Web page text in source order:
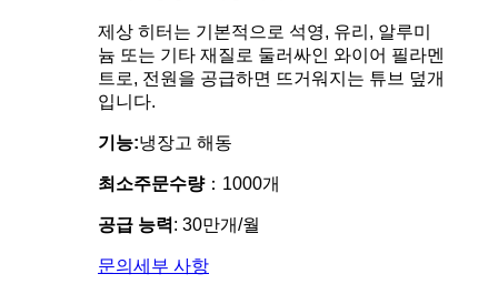
제상 히터는 기본적으로 석영, 유리, 알루미
늄 또는 기타 재질로 둘러싸인 와이어 필라멘
트로, 전원을 공급하면 뜨거워지는 튜브 덮개
입니다.
기능:냉장고 해동
최소주문수량：1000개
공급 능력: 30만개/월
문의 세부 사항